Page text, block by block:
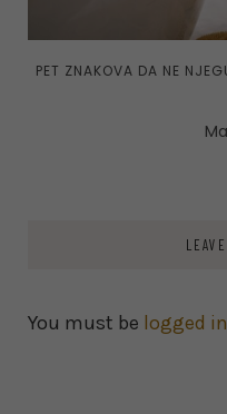
PET ZNAKOVA DA NE
You must be logged in